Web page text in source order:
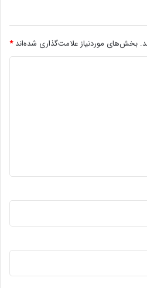
بخش‌های موردنیاز علامت‌گذاری شده‌اند*